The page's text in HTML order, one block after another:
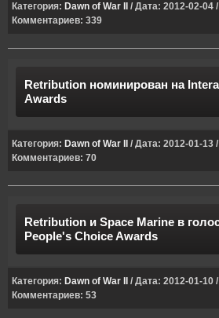
Категория: Dawn of War II
/ Дата: 2012-02-04
Комментариев: 339
Retribution номинирован на
Awards
Категория: Dawn of War II
/ Дата: 2012-01-13
Комментариев: 70
Retribution и Space Marine в
People's Choice Awards
Категория: Dawn of War II
/ Дата: 2012-01-10
Комментариев: 53